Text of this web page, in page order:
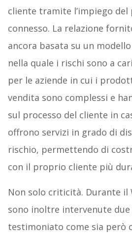
cliente tramite l’impiego
connesso. La relazione
ancora basata su un
nella quale i rischi sono a
per le aziende in cui i
vendita sono complessi e
sul processo del cliente in
offrono servizi in grado di
rischio, permettendo di
con il proprio cliente più
Non solo criticità. Durante il
sono inoltre intervenute
testimoniato come sia però